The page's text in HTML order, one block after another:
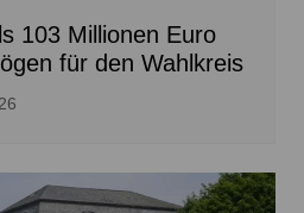
103 Millionen Euro
für den Wahlkreis